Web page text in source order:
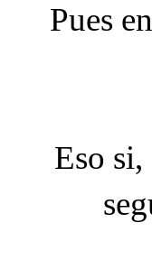
Pues
Eso si,